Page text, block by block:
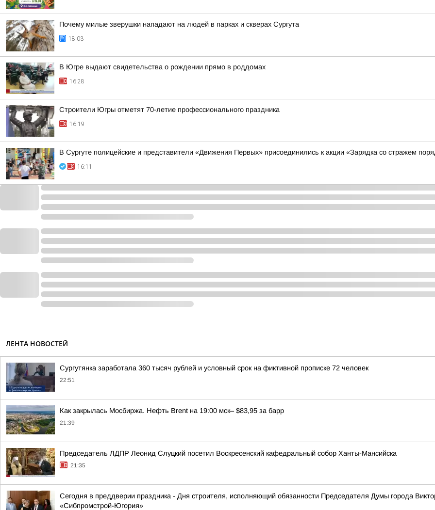
Почему милые зверушки нападают на людей в парках и скверах Сургута
18:03
В Югре выдают свидетельства о рождении прямо в роддомах
16:28
Строители Югры отметят 70-летие профессионального праздника
16:19
В Сургуте полицейские и представители «Движения Первых» присоединились к акции «Зарядка со стражем
16:11
ЛЕНТА НОВОСТЕЙ
Сургутянка заработала 360 тысяч рублей и условный срок на фиктивной прописке 72 человек
22:51
Как закрылась Мосбиржа. Нефть Brent на 19:00 мск– $83,95 за барр
21:39
Председатель ЛДПР Леонид Слуцкий посетил Воскресенский кафедральный собор Ханты-Мансийска
21:35
Сегодня в преддверии праздника - Дня строителя, исполняющий обязанности Председателя Думы города
«Сибпромстрой-Югория»